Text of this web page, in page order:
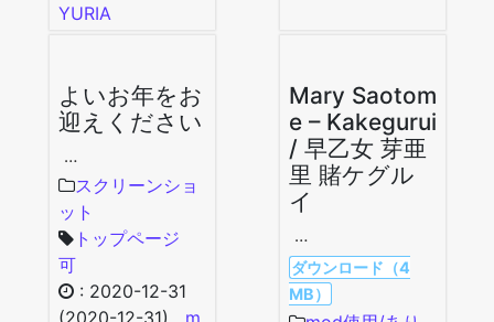
YURIA
よいお年をお
迎えください
…
スクリーンショ
ット
トップページ
可
: 2020-12-31
(2020-12-31)
m
Mary Saotom
e – Kakegurui
/ 早乙女 芽亜
里 賭ケグル
イ
…
ダウンロード（4
MB）